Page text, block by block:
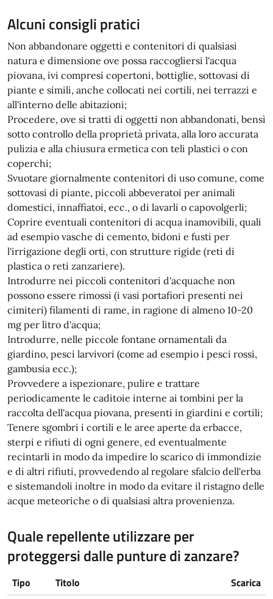
Alcuni consigli pratici
Non abbandonare oggetti e contenitori di qualsiasi
natura e dimensione ove possa raccogliersi l'acqua
piovana, ivi compresi copertoni, bottiglie, sottovasi di
piante e simili, anche collocati nei cortili, nei terrazzi e
all'interno delle abitazioni;
Procedere, ove si tratti di oggetti non abbandonati, bensì
sotto controllo della proprietà privata, alla loro accurata
pulizia e alla chiusura ermetica con teli plastici o con
coperchi;
Svuotare giornalmente contenitori di uso comune, come
sottovasi di piante, piccoli abbeveratoi per animali
domestici, innaffiatoi, ecc., o di lavarli o capovolgerli;
Coprire eventuali contenitori di acqua inamovibili, quali
ad esempio vasche di cemento, bidoni e fusti per
l'irrigazione degli orti, con strutture rigide (reti di
plastica o reti zanzariere).
Introdurre nei piccoli contenitori d'acquache non
possono essere rimossi (i vasi portafiori presenti nei
cimiteri) filamenti di rame, in ragione di almeno 10-20
mg per litro d'acqua;
Introdurre, nelle piccole fontane ornamentali da
giardino, pesci larvivori (come ad esempio i pesci rossi,
gambusia ecc.);
Provvedere a ispezionare, pulire e trattare
periodicamente le caditoie interne ai tombini per la
raccolta dell'acqua piovana, presenti in giardini e cortili;
Tenere sgombri i cortili e le aree aperte da erbacce,
sterpi e rifiuti di ogni genere, ed eventualmente
recintarli in modo da impedire lo scarico di immondizie
e di altri rifiuti, provvedendo al regolare sfalcio dell'erba
e sistemandoli inoltre in modo da evitare il ristagno delle
acque meteoriche o di qualsiasi altra provenienza.
Quale repellente utilizzare per
proteggersi dalle punture di zanzare?
Tipo Titolo Scarica